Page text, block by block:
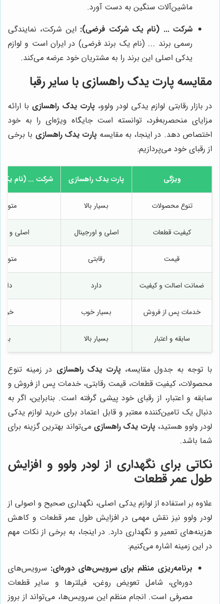
ماشین‌آلات سنگین به دست آورد.
شرکت ... (نام یک شرکت فرضی): این شرکت، نمایندگی
رسمی برند ... (نام یک برند فرضی) در ایران است و لوازم
یدکی اصلی این برند را به مشتریان خود عرضه می‌کند.
مقایسه پارت یدک راهسازی با سایر رقبا
در بازار رقابتی لوازم یدکی لودر ولوو،پارت یدک راهسازی با ارائه
مزایای منحصربه‌فرد، توانسته است جایگاه ویژه‌ای را به خود
اختصاص دهد. در اینجا، به مقایسه پارت یدک راهسازی با برخی
از رقبای خود می‌پردازیم:
ویژگی پارت یدک راهسازی شرکت ... (نام
تنوع محصولات بسیار بالا
کیفیت قطعات اصلی و اورجینال اصلی و
قیمت رقابتی
ضمانت اصالت و کیفیت دارد دارد
خدمات پس از فروش بسیار خوب خوب
سابقه و اعتبار بسیار بالا بالا
با توجه به جدول مقایسه، پارت یدک راهسازی در زمینه تنوع
محصولات، کیفیت قطعات، قیمت رقابتی، خدمات پس از فروش و
سابقه و اعتبار، از رقبای خود پیشی گرفته است. بنابراین، اگر به
دنبال یک تامین‌کننده معتبر و قابل اعتماد برای خرید لوازم یدکی
لودر ولوو هستید، پارت یدک راهسازی می‌تواند بهترین گزینه برای
شما باشد.
نکاتی برای نگهداری از لودر ولوو و افزایش
طول عمر قطعات
علاوه بر استفاده از لوازم یدکی اصلی، نگهداری صحیح و اصولی از
لودر ولوو نیز نقش مهمی در افزایش طول عمر قطعات و کاهش
هزینه‌های تعمیر و نگهداری دارد. در اینجا، به برخی از نکات مهم
در این زمینه اشاره می‌کنیم:
برنامه‌ریزی منظم برای سرویس‌های دوره‌ای: سرویس‌های
دوره‌ای، شامل تعویض روغن، فیلترها و سایر قطعات
مصرفی است. انجام منظم این سرویس‌ها، می‌تواند از بروز